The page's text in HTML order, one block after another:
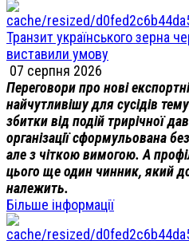
Транзит українського зерна
виставили умову
07 серпня 2026
Переговори про нові
найчутливішу для сусідів
збитки від подій трирічної
організації сформульована
але з чіткою вимогою. А
цього ще один чинник, який
належить.
Більше інформації